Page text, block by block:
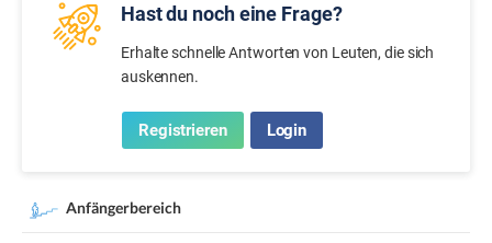
Hast du noch eine Frage?
Erhalte schnelle Antworten von Leuten, die sich
auskennen.
Registrieren Login
Anfängerbereich